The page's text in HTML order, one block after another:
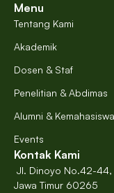
Menu
Tentang Kami
Akademik
Dosen & Staf
Penelitian & Abdimas
Alumni &
Events
Kontak Kami
Jl. Dinoyo No.42-44,
Jawa Timur 60265